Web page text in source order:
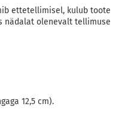
ettetellimisel, kulub toote
nädalat olenevalt tellimuse
12,5 cm).